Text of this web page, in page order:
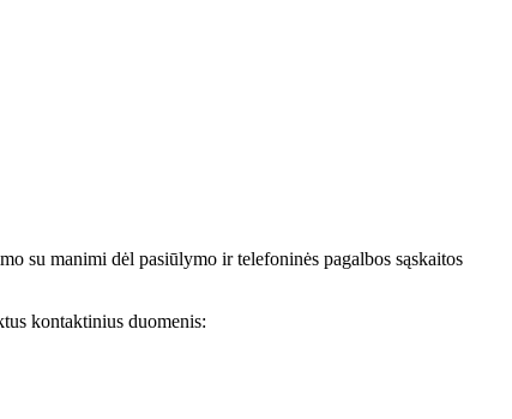
su manimi dėl pasiūlymo ir telefoninės pagalbos sąskaitos
kontaktinius duomenis: